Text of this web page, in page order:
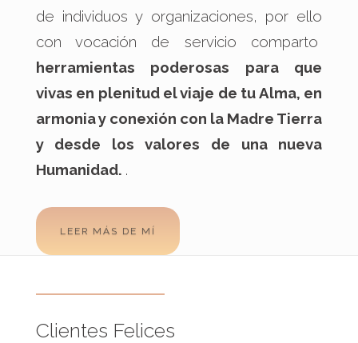
de individuos y organizaciones, por ello
con vocación de servicio comparto
herramientas poderosas para que
vivas en plenitud el viaje de tu Alma, en
armonia y conexión con la Madre Tierra
y desde los valores de una nueva
Humanidad. .
LEER MÁS DE MÍ
Clientes Felices